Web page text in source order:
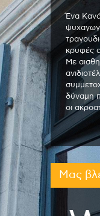
Ένα
κρυφές
Με
δύναμη
οι
Μας